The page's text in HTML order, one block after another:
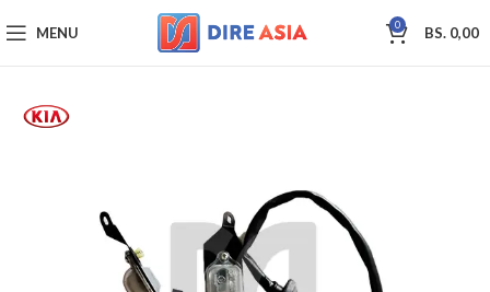
MENU 0 BS. 0,00